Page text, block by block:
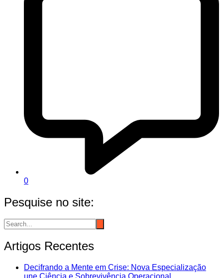
0
Pesquise no site:
Artigos Recentes
Decifrando a Mente em Crise: Nova Especialização